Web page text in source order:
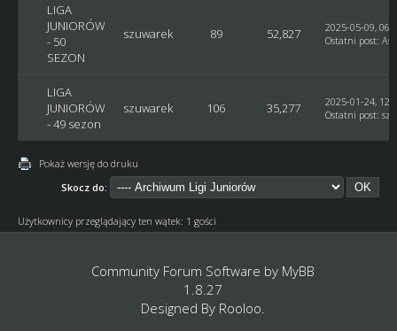
LIGA
JUNIORÓW
- 50
SEZON
szuwarek 89 52,827
2025-05-09,
Ostatni post:
LIGA
JUNIORÓW
- 49 sezon
szuwarek 106 35,277
2025-01-24,
Ostatni post:
Pokaż wersję do druku
Skocz do:
Użytkownicy przeglądający ten wątek: 1 gości
Community Forum Software by MyBB
1.8.27
Designed By Rooloo